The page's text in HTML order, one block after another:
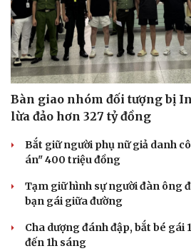
Bàn giao nhóm đối tượng bị
lừa đảo hơn 327 tỷ đồng
Bắt giữ người phụ nữ giả danh
án" 400 triệu đồng
Tạm giữ hình sự người đàn ông
bạn gái giữa đường
Cha dượng đánh đập, bắt bé gái
đến 1h sáng